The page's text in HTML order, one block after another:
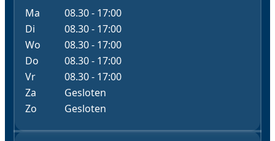
Ma
08.30 - 17:00
Di
08.30 - 17:00
Wo
08.30 - 17:00
Do
08.30 - 17:00
Vr
08.30 - 17:00
Za
Gesloten
Zo
Gesloten